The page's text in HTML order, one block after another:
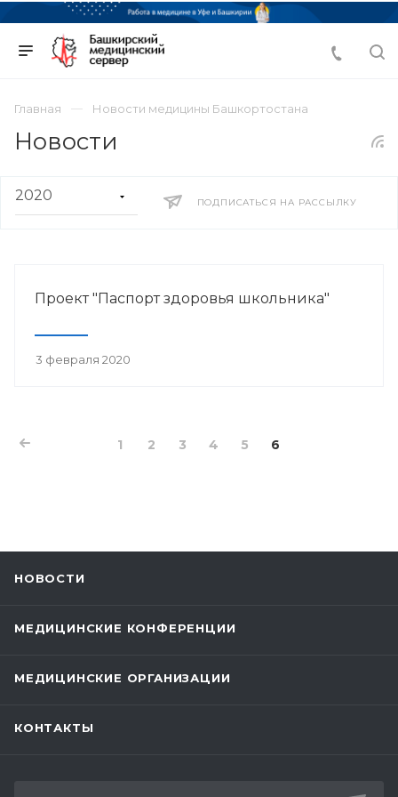
Главная Новости медицины Башкортостана
Новости
ПОДПИСАТЬСЯ НА РАССЫЛКУ
Проект "Паспорт здоровья школьника"
3 февраля 2020
1 2 3 4 5 6
НОВОСТИ
МЕДИЦИНСКИЕ КОНФЕРЕНЦИИ
МЕДИЦИНСКИЕ ОРГАНИЗАЦИИ
КОНТАКТЫ